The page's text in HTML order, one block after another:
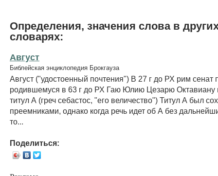
Определения, значения слова в
словарях:
Август
Библейская энциклопедия Брокгауза
Август ("удостоенный почтения") В 27 г до РХ рим сенат
родившемуся в 63 г до РХ Гаю Юлию Цезарю Октавиану
титул А (греч себастос, "его величество") Титул А был
преемниками, однако когда речь идет об А без
то...
Поделиться: